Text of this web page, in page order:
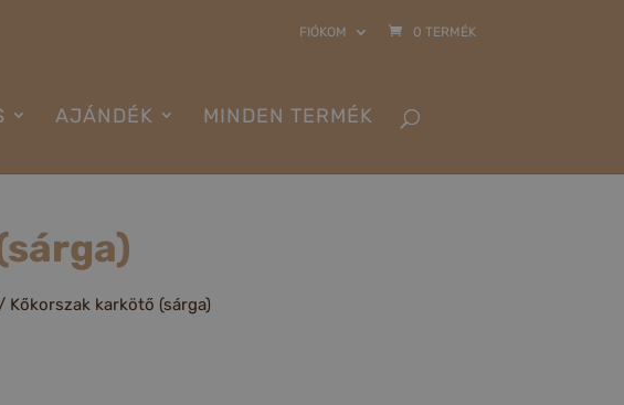
FIÓKOM 0 TERMÉK
AJÁNDÉK MINDEN TERMÉK
/ Kőkorszak karkötő (sárga)